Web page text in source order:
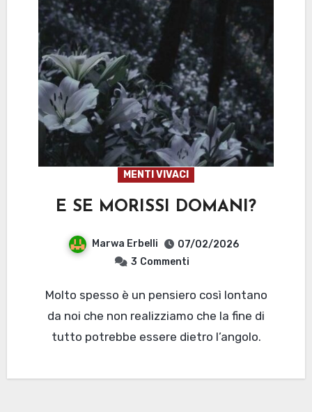
MENTI VIVACI
E SE MORISSI DOMANI?
Marwa Erbelli
07/02/2026
3 Commenti
Molto spesso è un pensiero così lontano
da noi che non realizziamo che la fine di
tutto potrebbe essere dietro l’angolo.